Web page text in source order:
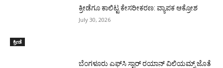
ಕ್ರೀಡೆ
ಕ್ರೀಡೆಗೂ ಕಾಲಿಟ್ಟ ಕೇಸರೀಕರಣ: ವ್ಯಾಪಕ ಆಕ್ರೋಶ
July 30, 2026
ಬೆಂಗಳೂರು ಎಫ್‌ಸಿ ಸ್ಟಾರ್ ರಯಾನ್ ವಿಲಿಯಮ್ಸ್ ಜೊತೆ